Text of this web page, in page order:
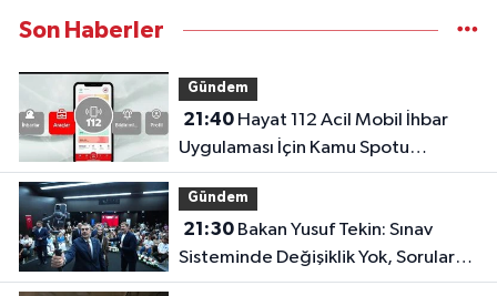
Son Haberler
Gündem
21:40Hayat 112 Acil Mobil İhbar
Uygulaması İçin Kamu Spotu
Yayında!
Gündem
21:30Bakan Yusuf Tekin: Sınav
Sisteminde Değişiklik Yok, Sorular
Yeni Müfredata Uygun Olacak